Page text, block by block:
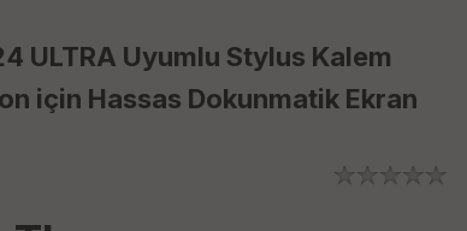
ULTRA Uyumlu Stylus Kalem
için Hassas Dokunmatik Ekran